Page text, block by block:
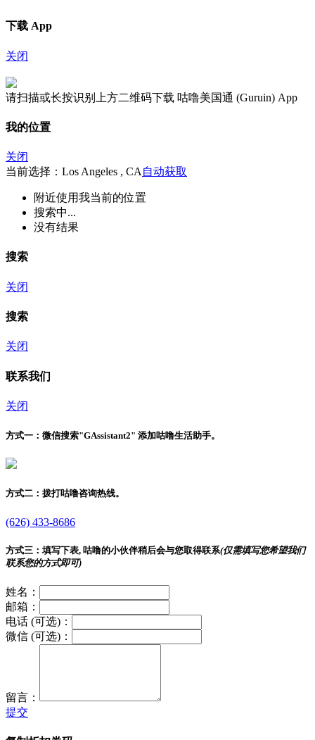
下载 App
关闭
请扫描或长按识别上方二维码下载 咕噜美国通 (Guruin) App
我的位置
关闭
当前选择：Los Angeles , CA 自动获取
附近使用我当前的位置
搜索中...
没有结果
搜索
关闭
搜索
关闭
联系我们
关闭
方式一： 微信搜索"GAssistant2" 添加咕噜生活助手。
方式二： 拨打咕噜咨询热线。
(626) 433-8686
方式三： 填写下表, 咕噜的小伙伴稍后会与您取得联系(仅需填写您希望我们
联系您的方式即可)
姓名：
邮箱：
电话 (可选)：
微信 (可选)：
留言：
提交